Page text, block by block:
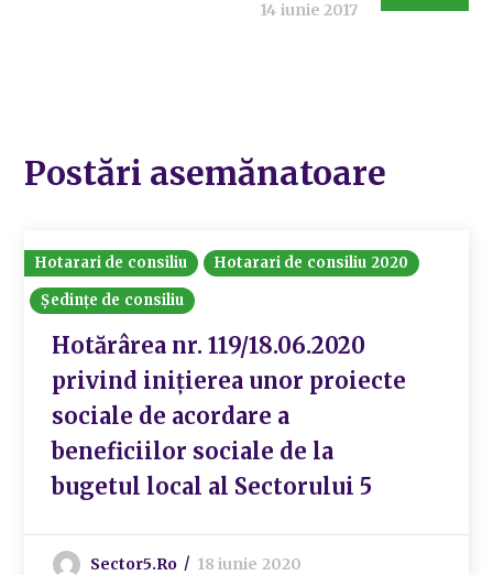
14 iunie 2017
Postări asemănatoare
Hotarari de consiliu
Hotarari de consiliu 2020
Ședințe de consiliu
Hotărârea nr. 119/18.06.2020
privind inițierea unor proiecte
sociale de acordare a
beneficiilor sociale de la
bugetul local al Sectorului 5
Sector5.ro 18 iunie 2020